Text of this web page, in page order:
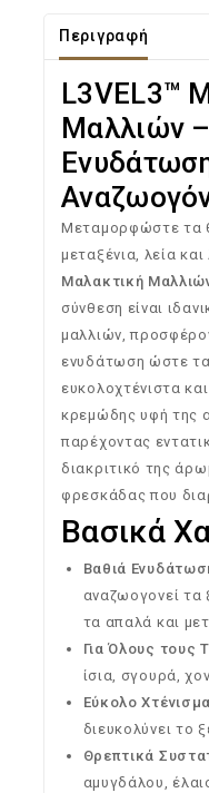
Περιγραφή
L3VEL3™
Μαλλιών
Μεταμορφώστε τα
μεταξένια, λεία
Μαλακτική
σύνθεση είναι
μαλλιών,
ενυδάτωση ώστε
ευκολοχτένιστα
κρεμώδης υφή της
παρέχοντας
διακριτικό της
φρεσκάδας που
Βασικά
Βαθιά
αναζωογονεί τα
τα απαλά και
Για Όλους τους
ίσια, σγουρά,
Εύκολο
διευκολύνει το
Θρεπτικά
αμυγδάλου,